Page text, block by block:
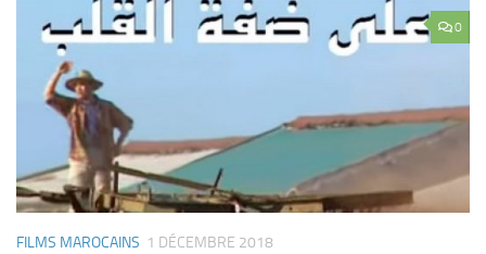
0
FILMS MAROCAINS 1 DÉCEMBRE 2018